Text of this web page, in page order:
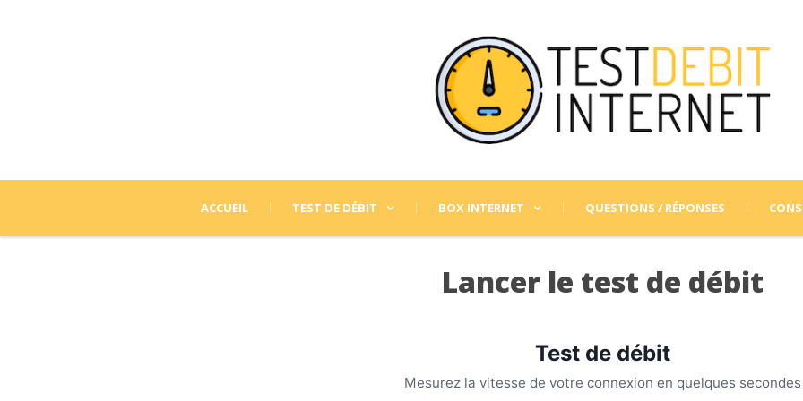
ACCUEIL TEST DE DÉBIT BOX INTERNET QUESTIONS / RÉPONSES
Lancer le test de débit